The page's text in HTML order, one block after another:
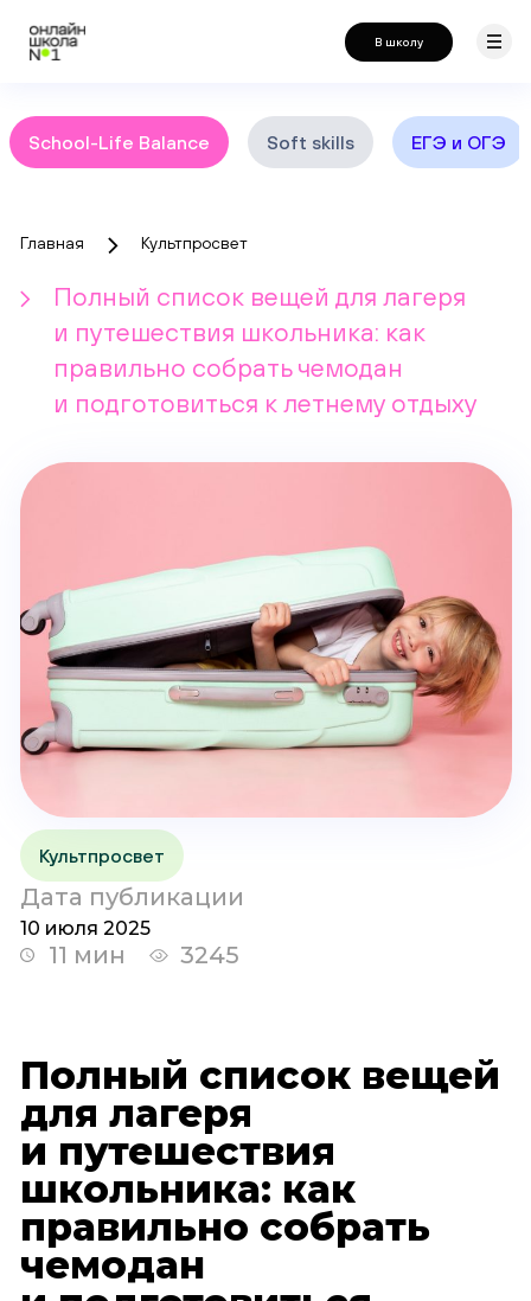
В школу
School-Life Balance Soft skills ЕГЭ и ОГЭ
Главная Культпросвет
Полный список вещей для лагеря
и путешествия школьника: как
правильно собрать чемодан
и подготовиться к летнему отдыху
Культпросвет
11 мин 3245
Дата публикации
10 июля 2025
Полный список вещей
для лагеря
и путешествия
школьника: как
правильно собрать
чемодан